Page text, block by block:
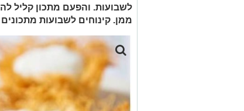
לשבועות. והפעם מתכון קליל
ממן. קינוחים לשבועות